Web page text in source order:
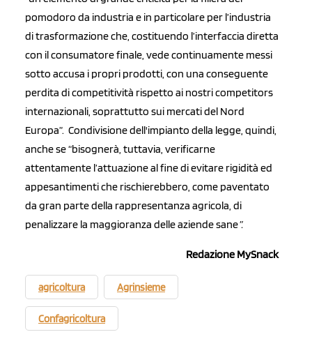
pomodoro da industria e in particolare per l’industria
di trasformazione che, costituendo l’interfaccia diretta
con il consumatore finale, vede continuamente messi
sotto accusa i propri prodotti, con una conseguente
perdita di competitività rispetto ai nostri competitors
internazionali, soprattutto sui mercati del Nord
Europa”. Condivisione dell'impianto della legge, quindi,
anche se “bisognerà, tuttavia, verificarne
attentamente l’attuazione al fine di evitare rigidità ed
appesantimenti che rischierebbero, come paventato
da gran parte della rappresentanza agricola, di
penalizzare la maggioranza delle aziende sane”.
Redazione MySnack
agricoltura Agrinsieme
Confagricoltura